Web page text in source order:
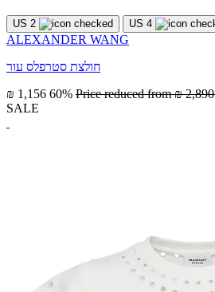
US 2 US 4
ALEXANDER WANG
חולצת סטרפלס עור
₪ 1,156 60% Price reduced from₪ 2,890
SALE